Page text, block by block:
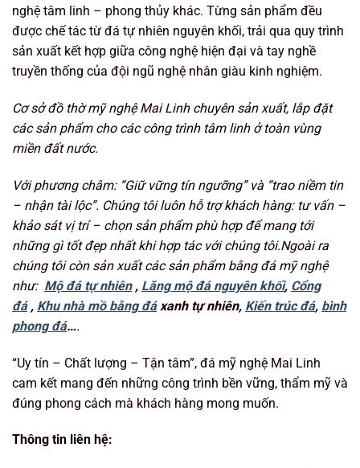
nghệ tâm linh – phong thủy khác. Từng sản phẩm đều
được chế tác từ đá tự nhiên nguyên khối, trải qua quy trình
sản xuất kết hợp giữa công nghệ hiện đại và tay nghề
truyền thống của đội ngũ nghệ nhân giàu kinh nghiệm.
Cơ sở đồ thờ mỹ nghệ Mai Linh chuyên sản xuất, lắp đặt
các sản phẩm cho các công trình tâm linh ở toàn vùng
miền đất nước.
Với phương châm: “Giữ vững tín ngưỡng” và “trao niềm tin
– nhận tài lộc”. Chúng tôi luôn hỗ trợ khách hàng: tư vấn –
khảo sát vị trí – chọn sản phẩm phù hợp để mang tới
những gì tốt đẹp nhất khi hợp tác với chúng tôi.Ngoài ra
chúng tôi còn sản xuất các sản phẩm bằng đá mỹ nghệ
như: Mộ đá tự nhiên, Lăng mộ đá nguyên khối, Cổng
đá, Khu nhà mồ bằng đáxanh tự nhiên, Kiến trúc đá, bình
phong đá….
“Uy tín – Chất lượng – Tận tâm”, đá mỹ nghệ Mai Linh
cam kết mang đến những công trình bền vững, thẩm mỹ và
đúng phong cách mà khách hàng mong muốn.
Thông tin liên hệ: